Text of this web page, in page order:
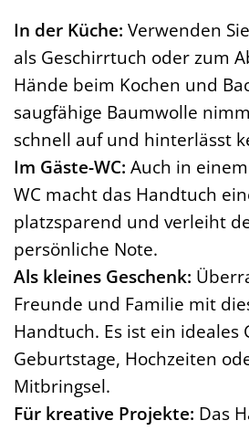
In der Küche: Verwenden
als Geschirrtuch oder zum
Hände beim Kochen und
saugfähige Baumwolle
schnell auf und hinterlässt
Im Gäste-WC: Auch in
WC macht das Handtuch
platzsparend und verleiht
persönliche Note.
Als kleines Geschenk:
Freunde und Familie mit
Handtuch. Es ist ein ideales
Geburtstage, Hochzeiten
Mitbringsel.
Für kreative Projekte: Das